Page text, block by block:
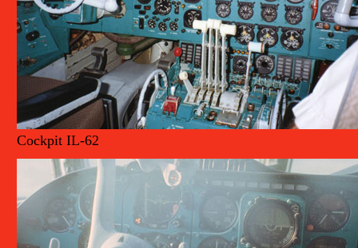
Cockpit IL-62